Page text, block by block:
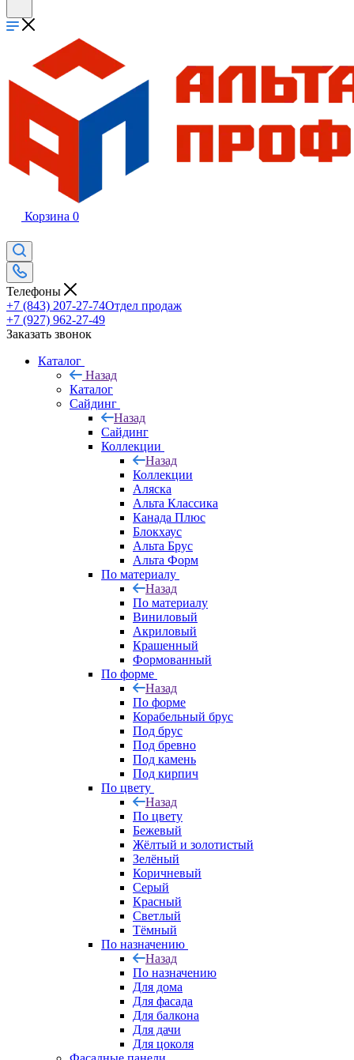
Корзина 0
Телефоны
+7 (843) 207-27-74Отдел продаж
+7 (927) 962-27-49
Заказать звонок
Каталог
Назад
Каталог
Сайдинг
Назад
Сайдинг
Коллекции
Назад
Коллекции
Аляска
Альта Классика
Канада Плюс
Блокхаус
Альта Брус
Альта Форм
По материалу
Назад
По материалу
Виниловый
Акриловый
Крашенный
Формованный
По форме
Назад
По форме
Корабельный брус
Под брус
Под бревно
Под камень
Под кирпич
По цвету
Назад
По цвету
Бежевый
Жёлтый и золотистый
Зелёный
Коричневый
Серый
Красный
Светлый
Тёмный
По назначению
Назад
По назначению
Для дома
Для фасада
Для балкона
Для дачи
Для цоколя